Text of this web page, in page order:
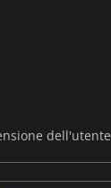
dell'utente